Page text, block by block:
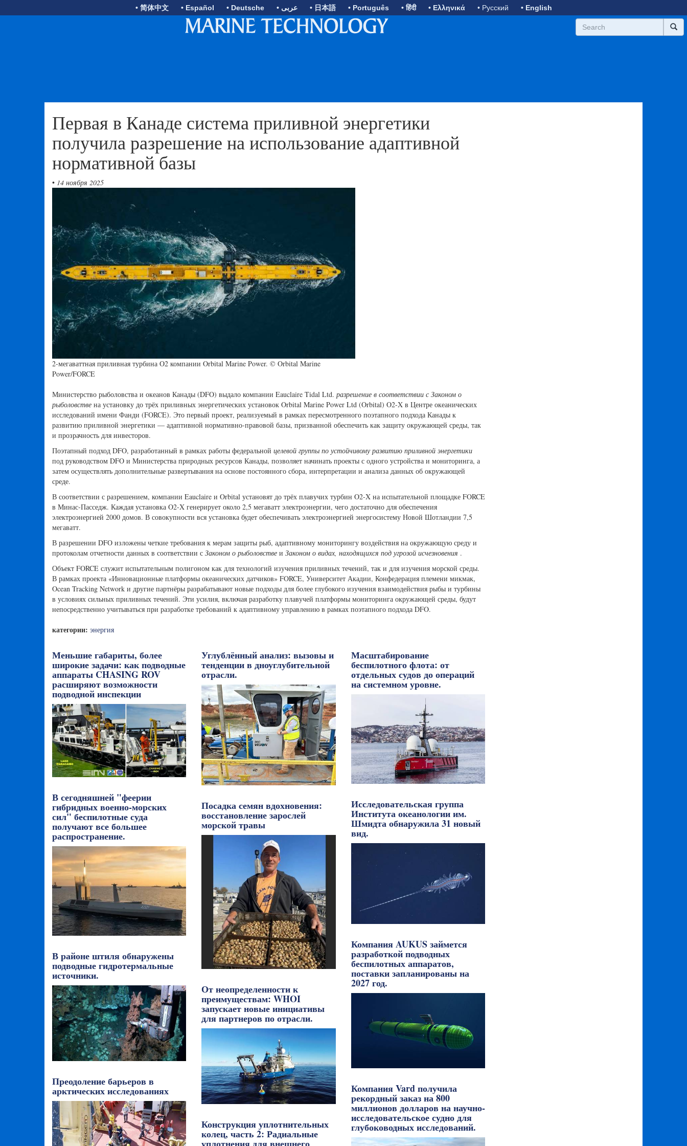
• 简体中文 • Español • Deutsche • عربى • 日本語 • Português • हिंदी • Ελληνικά • Русский • English
Первая в Канаде система приливной энергетики
получила разрешение на использование адаптивной
нормативной базы
• 14 ноября 2025
2-мегаваттная приливная турбина O2 компании Orbital Marine Power. © Orbital Marine
Power/FORCE
Министерство рыболовства и океанов Канады (DFO) выдало компании Eauclaire Tidal Ltd. разрешение в соответствии с Законом о
рыболовстве на установку до трёх приливных энергетических установок Orbital Marine Power Ltd (Orbital) O2-X в Центре океанических
исследований имени Фанди (FORCE). Это первый проект, реализуемый в рамках пересмотренного поэтапного подхода Канады к
развитию приливной энергетики — адаптивной нормативно-правовой базы, призванной обеспечить как защиту окружающей среды, так
и прозрачность для инвесторов.
Поэтапный подход DFO, разработанный в рамках работы федеральной целевой группы по устойчивому развитию приливной энергетики
под руководством DFO и Министерства природных ресурсов Канады, позволяет начинать проекты с одного устройства и мониторинга, а
затем осуществлять дополнительные развертывания на основе постоянного сбора, интерпретации и анализа данных об окружающей
среде.
В соответствии с разрешением, компании Eauclaire и Orbital установят до трёх плавучих турбин O2-X на испытательной площадке FORCE
в Минас-Пасседж. Каждая установка O2-X генерирует около 2,5 мегаватт электроэнергии, чего достаточно для обеспечения
электроэнергией 2000 домов. В совокупности вся установка будет обеспечивать электроэнергией энергосистему Новой Шотландии 7,5
мегаватт.
В разрешении DFO изложены четкие требования к мерам защиты рыб, адаптивному мониторингу воздействия на окружающую среду и
протоколам отчетности данных в соответствии с Законом о рыболовстве и Законом о видах, находящихся под угрозой исчезновения .
Объект FORCE служит испытательным полигоном как для технологий изучения приливных течений, так и для изучения морской среды.
В рамках проекта «Инновационные платформы океанических датчиков» FORCE, Университет Акадии, Конфедерация племени микмак,
Ocean Tracking Network и другие партнёры разрабатывают новые подходы для более глубокого изучения взаимодействия рыбы и турбины
в условиях сильных приливных течений. Эти усилия, включая разработку плавучей платформы мониторинга окружающей среды, будут
непосредственно учитываться при разработке требований к адаптивному управлению в рамках поэтапного подхода DFO.
категории: энергия
Меньшие габариты, более
широкие задачи: как подводные
аппараты CHASING ROV
расширяют возможности
подводной инспекции
В сегодняшней "феерии
гибридных военно-морских
сил" беспилотные суда
получают все большее
распространение.
В районе штиля обнаружены
подводные гидротермальные
источники.
Преодоление барьеров в
арктических исследованиях
Углублённый анализ: вызовы и
тенденции в дноуглубительной
отрасли.
Посадка семян вдохновения:
восстановление зарослей
морской травы
От неопределенности к
преимуществам: WHOI
запускает новые инициативы
для партнеров по отрасли.
Конструкция уплотнительных
колец, часть 2: Радиальные
уплотнения для внешнего
Масштабирование
беспилотного флота: от
отдельных судов до операций
на системном уровне.
Исследовательская группа
Института океанологии им.
Шмидта обнаружила 31 новый
вид.
Компания AUKUS займется
разработкой подводных
беспилотных аппаратов,
поставки запланированы на
2027 год.
Компания Vard получила
рекордный заказ на 800
миллионов долларов на научно-
исследовательское судно для
глубоководных исследований.